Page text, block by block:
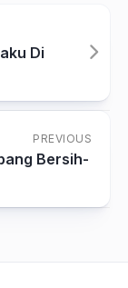
Di
PREVIOUS
Bersih-